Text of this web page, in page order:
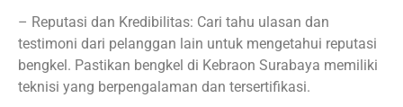
– Reputasi dan Kredibilitas: Cari tahu ulasan dan
testimoni dari pelanggan lain untuk mengetahui reputasi
bengkel. Pastikan bengkel di Kebraon Surabaya memiliki
teknisi yang berpengalaman dan tersertifikasi.